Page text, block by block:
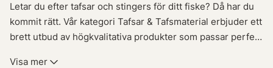
Letar du efter tafsar och stingers för ditt fiske? Då har du
kommit rätt. Vår kategori Tafsar & Tafsmaterial erbjuder ett
brett utbud av högkvalitativa produkter som passar perfekt
Visa mer